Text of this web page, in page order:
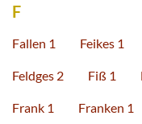
F
Fallen 1 Feikes 1
Feldges 2 Fiß 1
Frank 1 Franken 1